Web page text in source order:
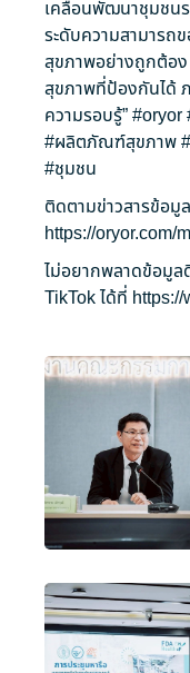
เคลื่อนพัฒนาชุมชน
ระดับความสามารถ
สุขภาพอย่างถูกต้อ
สุขภาพที่ป้องกันได้
ความรอบรู้”#oryor
#ผลิตภัณฑ์สุขภาพ
#ชุมชน
ติดตามข่าวสารข้อ
https://oryor.com/
ไม่อยากพลาดข้อมูล
TikTok ได้ที่